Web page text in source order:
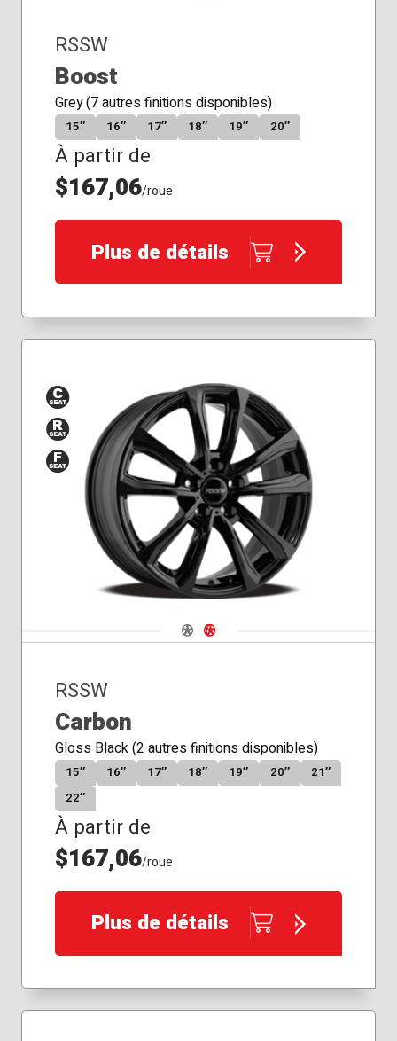
RSSW
Boost
Grey (7 autres finitions disponibles)
15″ 16″ 17″ 18″ 19″ 20″
À partir de
$167,06/roue
Plus de détails
Siège
conique
Siège
Siège
Navigate 1
Navigate 2
RSSW
Carbon
Gloss Black (2 autres finitions disponibles)
15″ 16″ 17″ 18″ 19″ 20″
21″
22″
À partir de
$167,06/roue
Plus de détails